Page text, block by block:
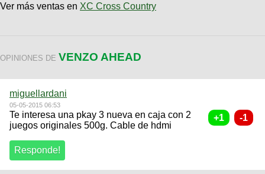
Ver más ventas en XC Cross Country
OPINIONES DE VENZO AHEAD
miguellardani
05-05-2015 06:53
Te interesa una pkay 3 nueva en caja con 2
juegos originales 500g. Cable de hdmi